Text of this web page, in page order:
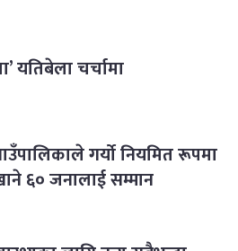
यतिबेला चर्चामा
गर्याे नियमित रूपमा
६० जनालाई सम्मान